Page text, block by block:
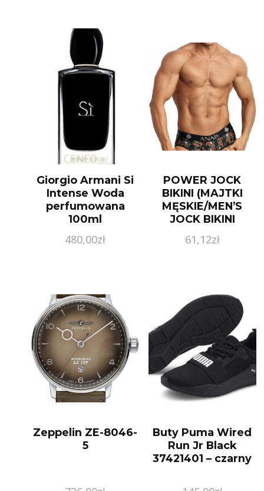
AUTORYZOWANY
SKLEP ,
ORYGINALNE
OPAKOWANIE
Giorgio Armani Si
Intense Woda
perfumowana
100ml
480,00zł
POWER JOCK
BIKINI (MAJTKI
MĘSKIE/MEN’S
JOCK BIKINI
61,12zł
Zeppelin ZE-8046-
5
Buty Puma Wired
Run Jr Black
37421401 – czarny